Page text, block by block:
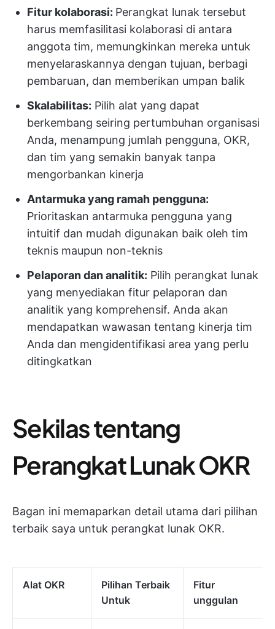
Fitur kolaborasi: Perangkat lunak tersebut
harus memfasilitasi kolaborasi di antara
anggota tim, memungkinkan mereka untuk
menyelaraskannya dengan tujuan, berbagi
pembaruan, dan memberikan umpan balik
Skalabilitas: Pilih alat yang dapat
berkembang seiring pertumbuhan organisasi
Anda, menampung jumlah pengguna, OKR,
dan tim yang semakin banyak tanpa
mengorbankan kinerja
Antarmuka yang ramah pengguna:
Prioritaskan antarmuka pengguna yang
intuitif dan mudah digunakan baik oleh tim
teknis maupun non-teknis
Pelaporan dan analitik: Pilih perangkat lunak
yang menyediakan fitur pelaporan dan
analitik yang komprehensif. Anda akan
mendapatkan wawasan tentang kinerja tim
Anda dan mengidentifikasi area yang perlu
ditingkatkan
Sekilas tentang
Perangkat Lunak OKR
Bagan ini memaparkan detail utama dari pilihan
terbaik saya untuk perangkat lunak OKR.
Alat OKR
Pilihan Terbaik
Untuk
Fitur
unggulan